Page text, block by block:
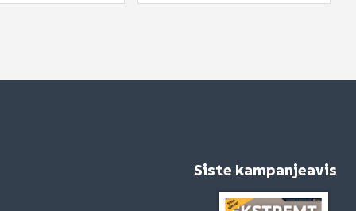
Siste kampanjeavis